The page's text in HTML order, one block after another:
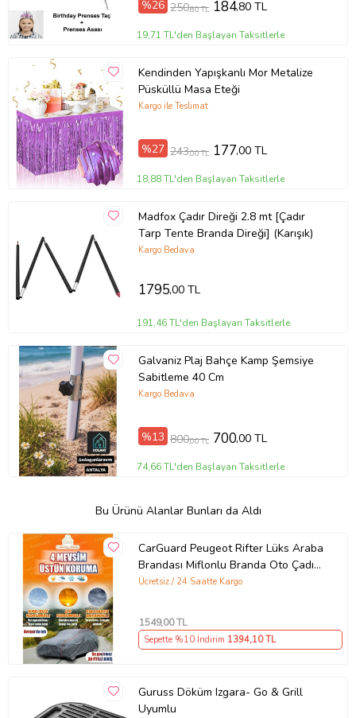
%26 250,80 TL 184,80 TL
19,71 TL'den Başlayan Taksitlerle
Kendinden Yapışkanlı Mor Metalize
Püsküllü Masa Eteği
Kargo ile Teslimat
%27 243,00 TL 177,00 TL
18,88 TL'den Başlayan Taksitlerle
Madfox Çadır Direği 2.8 mt [Çadır
Tarp Tente Branda Direği] (Karışık)
Kargo Bedava
1795,00 TL
191,46 TL'den Başlayan Taksitlerle
Galvaniz Plaj Bahçe Kamp Şemsiye
Sabitleme 40 Cm
Kargo Bedava
%13 800,00 TL 700,00 TL
74,66 TL'den Başlayan Taksitlerle
Bu Ürünü Alanlar Bunları da Aldı
CarGuard Peugeot Rifter Lüks Araba
Brandası Miflonlu Branda Oto Çadır
Örtü
Ücretsiz / 24 Saatte Kargo
1549,00 TL
Sepette %10 İndirim 1394,10 TL
Guruss Döküm Izgara- Go & Grill
Uyumlu